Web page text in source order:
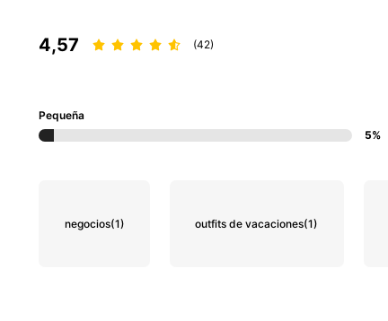
4,57 (42)
Pequeña
5%
negocios(1) outfits de vacaciones(1)